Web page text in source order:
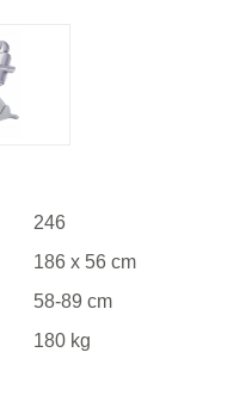
246
186 x 56 cm
58-89 cm
180 kg